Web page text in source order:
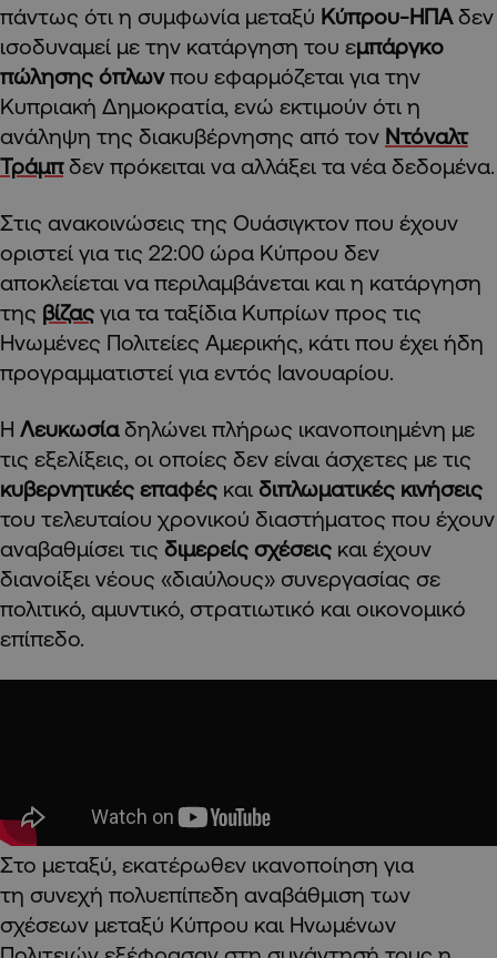
πάντως ότι η συμφωνία μεταξύ Κύπρου-ΗΠΑδεν
ισοδυναμεί με την κατάργηση του εμπάργκο
πώλησης όπλωνπου εφαρμόζεται για την
Κυπριακή Δημοκρατία, ενώ εκτιμούν ότι η
ανάληψη της διακυβέρνησης από τον Ντόναλτ
Τράμπδεν πρόκειται να αλλάξει τα νέα δεδομένα.
Στις ανακοινώσεις της Ουάσιγκτον που έχουν
οριστεί για τις 22:00 ώρα Κύπρου δεν
αποκλείεται να περιλαμβάνεται και η κατάργηση
της βίζας για τα ταξίδια Κυπρίων προς τις
Ηνωμένες Πολιτείες Αμερικής, κάτι που έχει ήδη
προγραμματιστεί για εντός Ιανουαρίου.
Η Λευκωσίαδηλώνει πλήρως ικανοποιημένη με
τις εξελίξεις, οι οποίες δεν είναι άσχετες με τις
κυβερνητικές επαφές και διπλωματικές κινήσεις
του τελευταίου χρονικού διαστήματος που έχουν
αναβαθμίσει τις διμερείς σχέσεις και έχουν
διανοίξει νέους «διαύλους» συνεργασίας σε
πολιτικό, αμυντικό, στρατιωτικό και οικονομικό
επίπεδο.
Στο μεταξύ, εκατέρωθεν ικανοποίηση για
τη συνεχή πολυεπίπεδη αναβάθμιση των
σχέσεων μεταξύ Κύπρου και Ηνωμένων